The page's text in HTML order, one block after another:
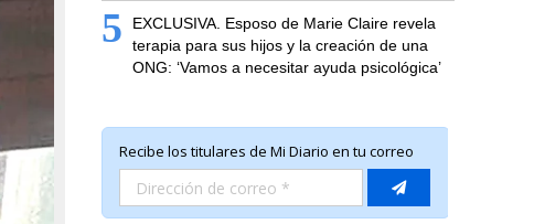
5
EXCLUSIVA. Esposo de Marie Claire revela
terapia para sus hijos y la creación de una
ONG: ‘Vamos a necesitar ayuda psicológica’